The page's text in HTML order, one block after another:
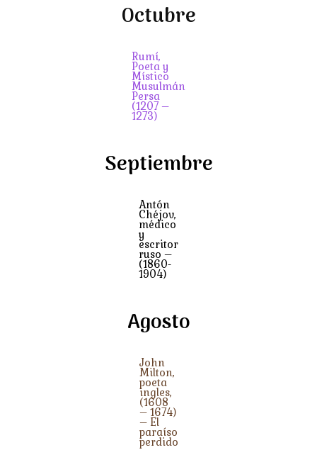
Octubre
Rumí,
Poeta y
Místico
Musulmán
Persa
(1207 –
1273)
Septiembre
Antón
Chéjov,
médico
y
escritor
ruso –
(1860-
1904)
Agosto
John
Milton,
poeta
ingles,
(1608
– 1674)
– El
paraíso
perdido